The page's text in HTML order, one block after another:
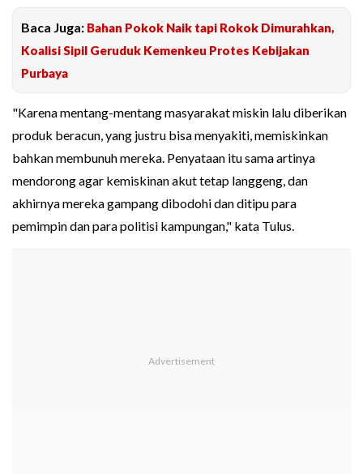
Baca Juga: Bahan Pokok Naik tapi Rokok Dimurahkan,
Koalisi Sipil Geruduk Kemenkeu Protes Kebijakan
Purbaya
"Karena mentang-mentang masyarakat miskin lalu diberikan
produk beracun, yang justru bisa menyakiti, memiskinkan
bahkan membunuh mereka. Penyataan itu sama artinya
mendorong agar kemiskinan akut tetap langgeng, dan
akhirnya mereka gampang dibodohi dan ditipu para
pemimpin dan para politisi kampungan," kata Tulus.